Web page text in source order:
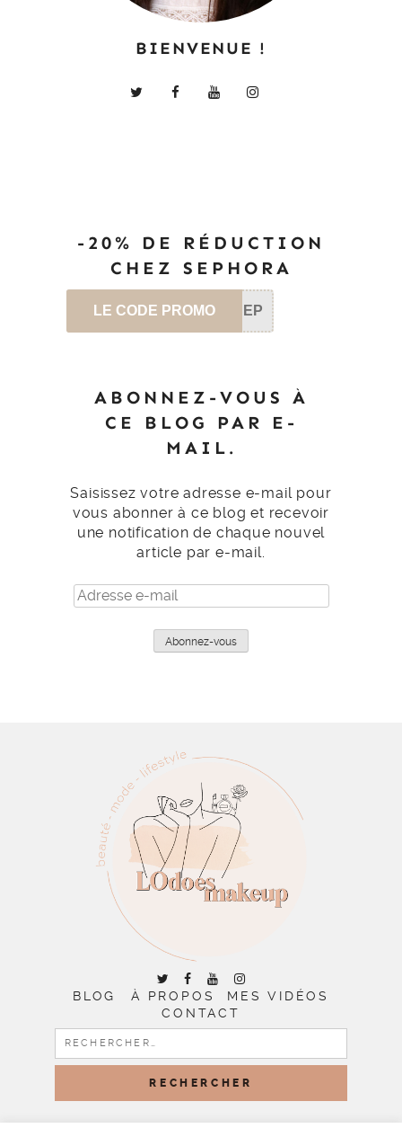
BIENVENUE !
-20% DE RÉDUCTION
CHEZ SEPHORA
LE CODE PROMO SEP
ABONNEZ-VOUS À
CE BLOG PAR E-
MAIL.
Saisissez votre adresse e-mail pour
vous abonner à ce blog et recevoir
une notification de chaque nouvel
article par e-mail.
Adresse
e-
Abonnez-vous
BLOG À PROPOS
MES VIDÉOS
CONTACT
RECHERCHER :